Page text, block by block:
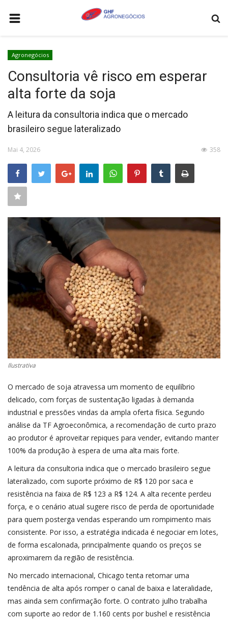
AGRONEGÓCIOS
LEILÕES
FEIRAS E EVENTOS
LOGÍSTICA
COLUNISTA
QUEM SOMOS
CONTATO
CONECTE-SE
REGISTO
Agronegócios
Consultoria vê risco em esperar
alta forte da soja
A leitura da consultoria indica que o mercado
brasileiro segue lateralizado
Mai 4, 2026 358
Ilustrativa
O mercado de soja atravessa um momento de equilíbrio
delicado, com forças de sustentação ligadas à demanda
industrial e pressões vindas da ampla oferta física. Segundo
análise da TF Agroeconômica, a recomendação de curto prazo
ao produtor é aproveitar repiques para vender, evitando manter
100% da produção à espera de uma alta mais forte.
A leitura da consultoria indica que o mercado brasileiro segue
lateralizado, com suporte próximo de R$ 120 por saca e
resistência na faixa de R$ 123 a R$ 124. A alta recente perdeu
força, e o cenário atual sugere risco de perda de oportunidade
para quem posterga vendas esperando um rompimento mais
consistente. Por isso, a estratégia indicada é negociar em lotes,
de forma escalonada, principalmente quando os preços se
aproximarem da região de resistência.
No mercado internacional, Chicago tenta retomar uma
tendência de alta após romper o canal de baixa e lateralidade,
mas ainda sem confirmação forte. O contrato julho trabalha
com suporte ao redor de 1.160 cents por bushel e resistência